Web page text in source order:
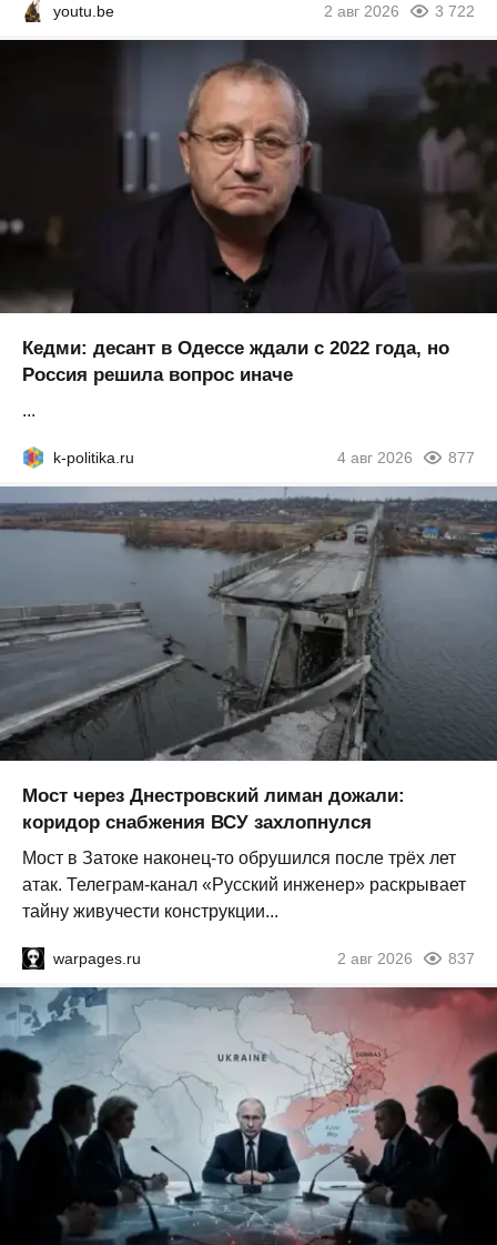
youtu.be 2 авг 2026 3 722
Кедми: десант в Одессе ждали с 2022 года, но
Россия решила вопрос иначе
...
k-politika.ru 4 авг 2026 877
Мост через Днестровский лиман дожали:
коридор снабжения ВСУ захлопнулся
Мост в Затоке наконец-то обрушился после трёх лет
атак. Телеграм-канал «Русский инженер» раскрывает
тайну живучести конструкции...
warpages.ru 2 авг 2026 837